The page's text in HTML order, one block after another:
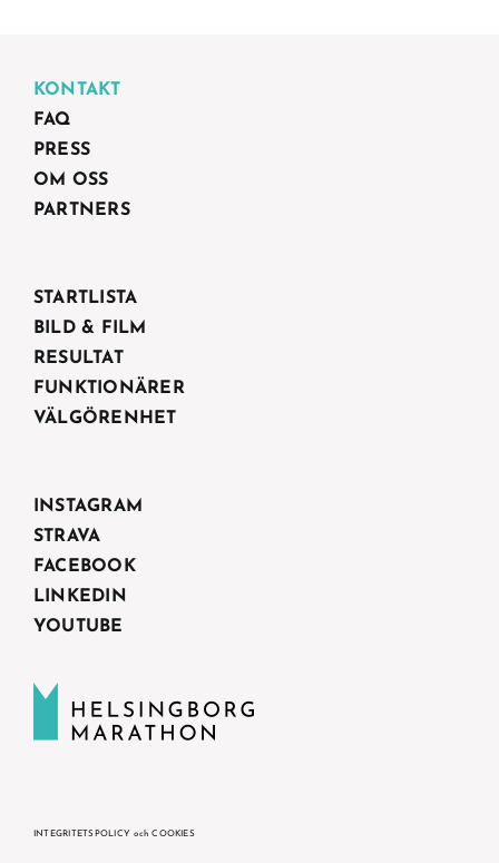
KONTAKT
FAQ
PRESS
OM OSS
PARTNERS
STARTLISTA
BILD & FILM
RESULTAT
FUNKTIONÄRER
VÄLGÖRENHET
INSTAGRAM
STRAVA
FACEBOOK
LINKEDIN
YOUTUBE
INTEGRITETSPOLICY och COOKIES